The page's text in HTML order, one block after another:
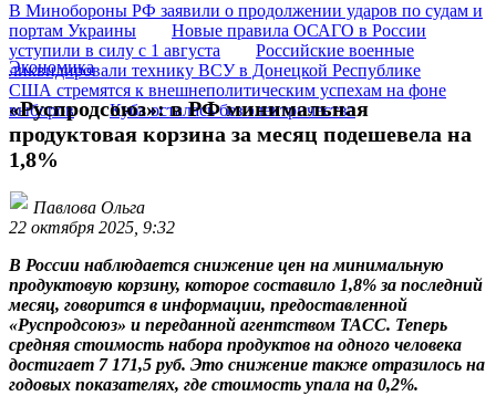
В Минобороны РФ заявили о продолжении ударов по судам и
портам Украины
Новые правила ОСАГО в России
уступили в силу с 1 августа
Российские военные
ликвидировали технику ВСУ в Донецкой Республике
США стремятся к внешнеполитическим успехам на фоне
выборов
Куба осталась без электричества
Экономика
«Руспродсоюз»: в РФ минимальная
продуктовая корзина за месяц подешевела на
1,8%
Павлова Ольга
22 октября 2025, 9:32
В России наблюдается снижение цен на минимальную
продуктовую корзину, которое составило 1,8% за последний
месяц, говорится в информации, предоставленной
«Руспродсоюз» и переданной агентством ТАСС. Теперь
средняя стоимость набора продуктов на одного человека
достигает 7 171,5 руб. Это снижение также отразилось на
годовых показателях, где стоимость упала на 0,2%.